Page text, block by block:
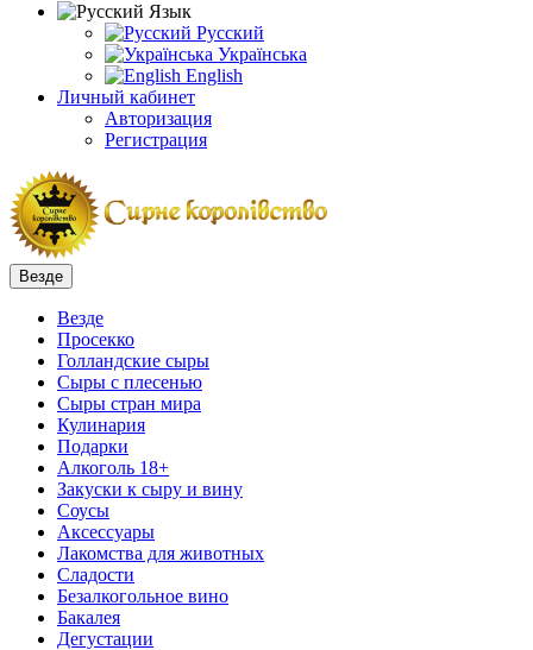
Язык
Русский
Українська
English
Личный кабинет
Авторизация
Регистрация
Везде
Везде
Просекко
Голландские сыры
Сыры с плесенью
Сыры стран мира
Кулинария
Подарки
Алкоголь 18+
Закуски к сыру и вину
Соусы
Аксессуары
Лакомства для животных
Сладости
Безалкогольное вино
Бакалея
Дегустации